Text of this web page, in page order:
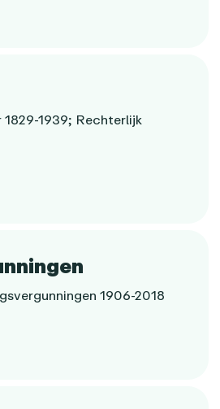
1939; Rechterlijk
1906-2018